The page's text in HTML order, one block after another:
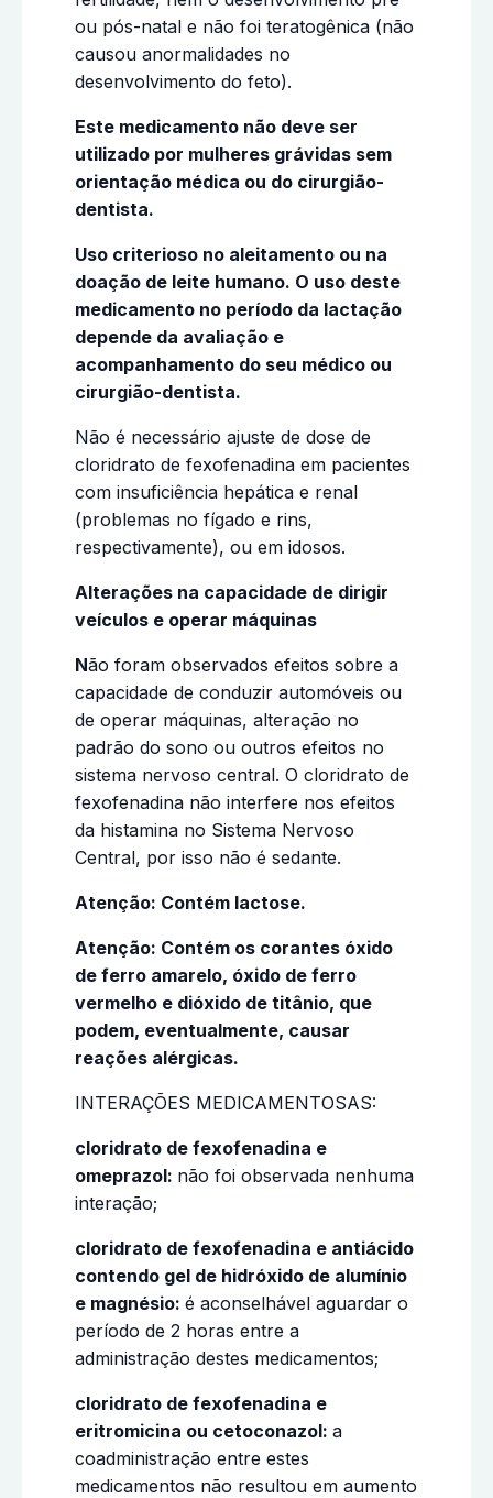
ou pós-natal e não foi teratogênica (não
causou anormalidades no
desenvolvimento do feto).
Este medicamento não deve ser
utilizado por mulheres grávidas sem
orientação médica ou do cirurgião-
dentista.
Uso criterioso no aleitamento ou na
doação de leite humano. O uso deste
medicamento no período da lactação
depende da avaliação e
acompanhamento do seu médico ou
cirurgião-dentista.
Não é necessário ajuste de dose de
cloridrato de fexofenadina em pacientes
com insuficiência hepática e renal
(problemas no fígado e rins,
respectivamente), ou em idosos.
Alterações na capacidade de dirigir
veículos e operar máquinas
Não foram observados efeitos sobre a
capacidade de conduzir automóveis ou
de operar máquinas, alteração no
padrão do sono ou outros efeitos no
sistema nervoso central. O cloridrato de
fexofenadina não interfere nos efeitos
da histamina no Sistema Nervoso
Central, por isso não é sedante.
Atenção: Contém lactose.
Atenção: Contém os corantes óxido
de ferro amarelo, óxido de ferro
vermelho e dióxido de titânio, que
podem, eventualmente, causar
reações alérgicas.
INTERAÇÕES MEDICAMENTOSAS:
cloridrato de fexofenadina e
omeprazol: não foi observada nenhuma
interação;
cloridrato de fexofenadina e antiácido
contendo gel de hidróxido de alumínio
e magnésio: é aconselhável aguardar o
período de 2 horas entre a
administração destes medicamentos;
cloridrato de fexofenadina e
eritromicina ou cetoconazol: a
coadministração entre estes
medicamentos não resultou em aumento